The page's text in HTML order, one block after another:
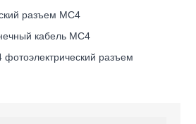
разъем MC4
кабель MC4
фотоэлектрический разъем